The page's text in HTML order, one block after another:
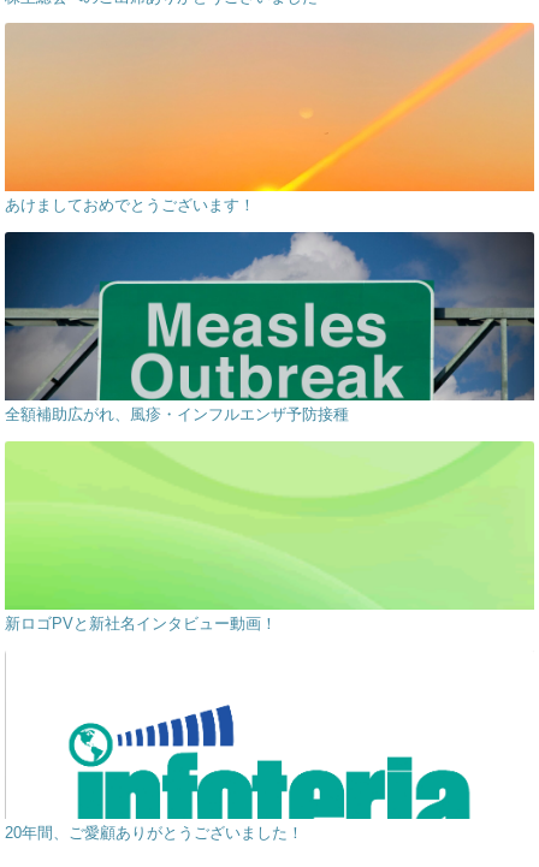
あけましておめでとうございます！
全額補助広がれ、風疹・インフルエンザ予防接種
新ロゴPVと新社名インタビュー動画！
20年間、ご愛顧ありがとうございました！